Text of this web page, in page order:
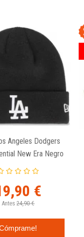
Angeles Dodgers
New Era Negro
€
Antes 24,90 €